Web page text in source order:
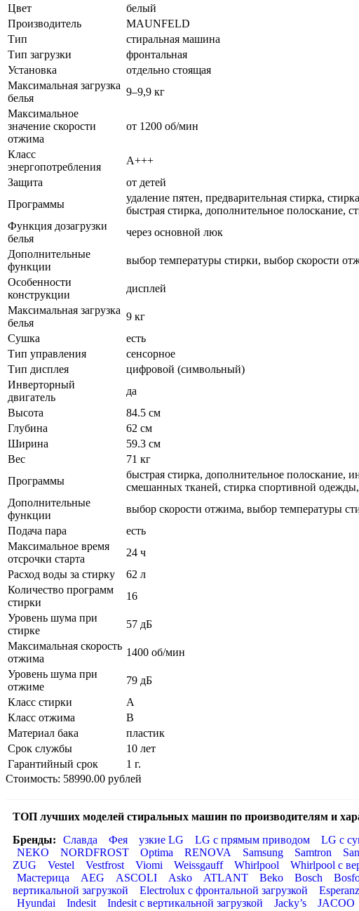
Цвет
белый
Производитель
MAUNFELD
Тип
стиральная машина
Тип загрузки
фронтальная
Установка
отдельно стоящая
Максимальная загрузка
белья
9–9,9 кг
Максимальное
значение скорости
отжима
от 1200 об/мин
Класс
энергопотребления
A+++
Защита
от детей
Программы
удаление пятен, предварительная стирка,
быстрая стирка, дополнительное полоскание,
Функция дозагрузки
белья
через основной люк
Дополнительные
функции
выбор температуры стирки, выбор скорости
Особенности
конструкции
дисплей
Максимальная загрузка
белья
9 кг
Сушка
есть
Тип управления
сенсорное
Тип дисплея
цифровой (символьный)
Инверторный
двигатель
да
Высота
84.5 см
Глубина
62 см
Ширина
59.3 см
Вес
71 кг
Программы
быстрая стирка, дополнительное полоскание,
смешанных тканей, стирка спортивной
Дополнительные
функции
выбор скорости отжима, выбор температуры
Подача пара
есть
Максимальное время
отсрочки старта
24 ч
Расход воды за стирку
62 л
Количество программ
стирки
16
Уровень шума при
стирке
57 дБ
Максимальная скорость
отжима
1400 об/мин
Уровень шума при
отжиме
79 дБ
Класс стирки
A
Класс отжима
B
Материал бака
пластик
Срок службы
10 лет
Гарантийный срок
1 г.
Стоимость: 58990.00 рублей
ТОП лучших моделей стиральных машин по производителям и
Бренды:
Славда Фея узкие LG LG с прямым приводом LG с
NEKO
NORDFROST Optima RENOVA Samsung Samtron
ZUG
Vestel Vestfrost Viomi Weissgauff Whirlpool Whirlpool с
Мастерица
AEG ASCOLI Asko ATLANT Beko Bosch
вертикальной загрузкой
Electrolux с фронтальной загрузкой
Hyundai
Indesit Indesit с вертикальной загрузкой Jacky’s JACOO